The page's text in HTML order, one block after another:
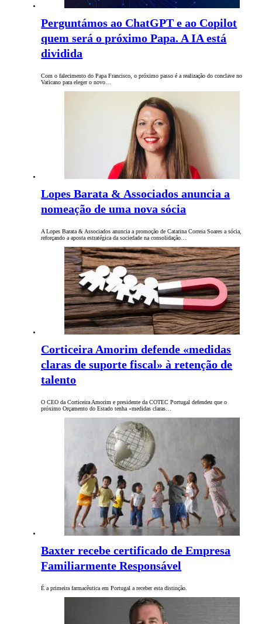
Perguntámos ao ChatGPT e ao Copilot
quem será o próximo Papa. A IA está
dividida
Com o falecimento do Papa Francisco, o próximo passo é a realização do conclave no
Vaticano para eleger o novo…
Lopes Barata & Associados anuncia a
nomeação de uma nova sócia
A Lopes Barata & Associados anuncia a promoção de Catarina Correia Soares a sócia,
reforçando a aposta estratégica da sociedade na consolidação…
Corticeira Amorim defende «medidas
claras de suporte fiscal» à retenção de
talento
O CEO da Corticeira Amorim e presidente da COTEC Portugal defendeu que o
próximo Orçamento do Estado tenha «medidas claras…
Baxter recebe certificado de Empresa
Familiarmente Responsável
É a primeira farmacêutica em Portugal a receber esta distinção.